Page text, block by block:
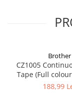
Brother
CZ1005
Tape (Full
50mm), 5m188,99